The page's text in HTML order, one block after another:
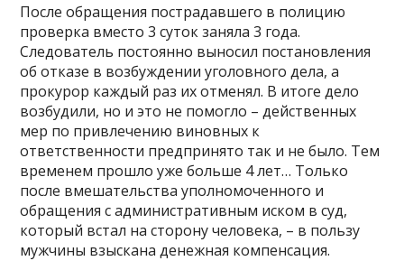
После обращения пострадавшего в полицию
проверка вместо 3 суток заняла 3 года.
Следователь постоянно выносил постановления
об отказе в возбуждении уголовного дела, а
прокурор каждый раз их отменял. В итоге дело
возбудили, но и это не помогло – действенных
мер по привлечению виновных к
ответственности предпринято так и не было. Тем
временем прошло уже больше 4 лет… Только
после вмешательства уполномоченного и
обращения с административным иском в суд,
который встал на сторону человека, – в пользу
мужчины взыскана денежная компенсация.